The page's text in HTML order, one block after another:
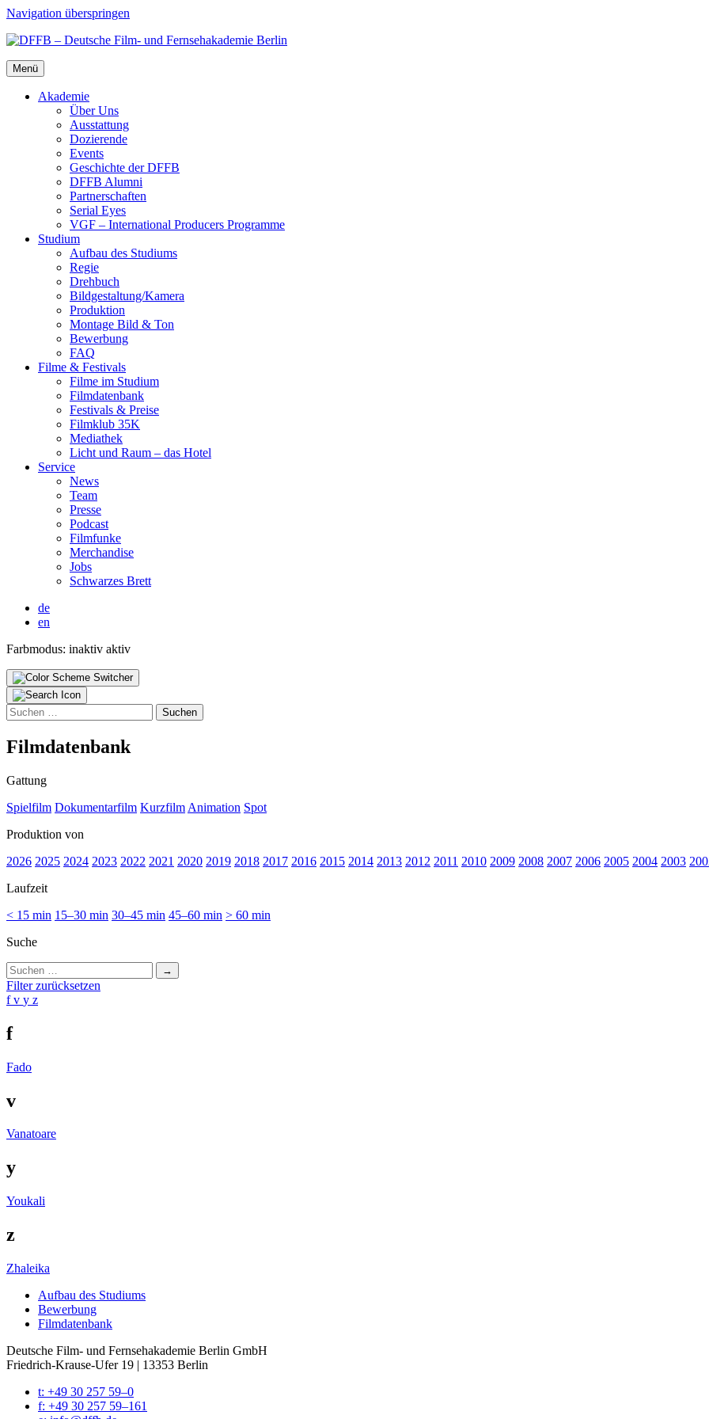
Navigation überspringen
Menü
Aka­de­mie
Über Uns
Aus­stat­tung
Dozie­ren­de
Events
Geschich­te der DFFB
DFFB Alum­ni
Part­ner­schaf­ten
Seri­al Eyes
VGF – Inter­na­tio­nal Pro­du­cers Pro­gram­me
Stu­di­um
Auf­bau des Stu­di­ums
Regie
Dreh­buch
Bildgestaltung/​​Kamera
Pro­duk­ti­on
Mon­ta­ge Bild & Ton
Bewer­bung
FAQ
Fil­me & Fes­ti­vals
Fil­me im Stu­di­um
Film­da­ten­bank
Fes­ti­vals & Prei­se
Film­klub 35K
Media­thek
Licht und Raum – das Hotel
Ser­vice
News
Team
Pres­se
Pod­cast
Film­fun­ke
Mer­chan­di­se
Jobs
Schwar­zes Brett
de
en
Farbmodus: inaktiv aktiv
Suchen
nach:
Film­da­ten­bank
Gattung
Spielfilm Dokumentarfilm Kurzfilm Animation Spot
Produktion von
2026 2025 2024 2023 2022 2021 2020 2019 2018 2017 2016 2015 2014 2013 2012 2011 2010 2009 2008 2007 2006 2005 2004 2003
Laufzeit
< 15 min 15–30 min 30–45 min 45–60 min > 60 min
Suche
Suchen
nach:
Filter zurücksetzen
fv y z
f
Fado
v
Vanatoare
y
Youkali
z
Zhaleika
Auf­bau des Stu­di­ums
Bewer­bung
Film­da­ten­bank
Deutsche Film- und Fernseh­akademie Berlin GmbH
Friedrich-Krause-Ufer 19 | 13353 Berlin
t: +49 30 257 59–0
f: +49 30 257 59–161